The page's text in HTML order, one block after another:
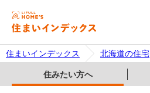
住まいインデックス 北海道の住宅
住みたい方へ